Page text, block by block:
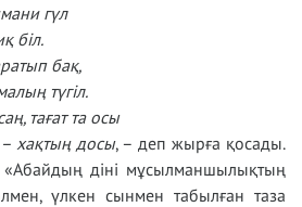
гүл
біл.
бақ,
түгіл.
тағат та осы
– хақтың досы, – деп жырға қосады.
діні мұсылманшылықтың
үлкен сынмен табылған таза